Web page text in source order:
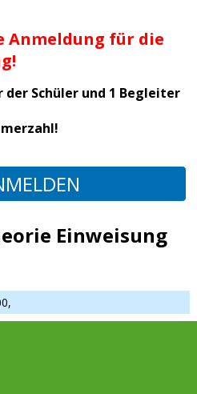
Anmeldung für die
Schüler und 1 Begleiter
Einweisung